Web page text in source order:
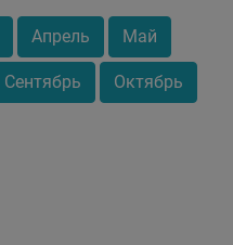
Апрель Май
Сентябрь Октябрь